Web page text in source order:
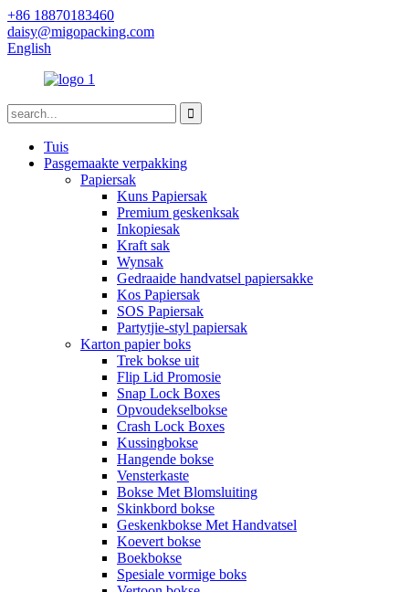
+86 18870183460
daisy@migopacking.com
English
Tuis
Pasgemaakte verpakking
Papiersak
Kuns Papiersak
Premium geskenksak
Inkopiesak
Kraft sak
Wynsak
Gedraaide handvatsel papiersakke
Kos Papiersak
SOS Papiersak
Partytjie-styl papiersak
Karton papier boks
Trek bokse uit
Flip Lid Promosie
Snap Lock Boxes
Opvoudekselbokse
Crash Lock Boxes
Kussingbokse
Hangende bokse
Vensterkaste
Bokse Met Blomsluiting
Skinkbord bokse
Geskenkbokse Met Handvatsel
Koevert bokse
Boekbokse
Spesiale vormige boks